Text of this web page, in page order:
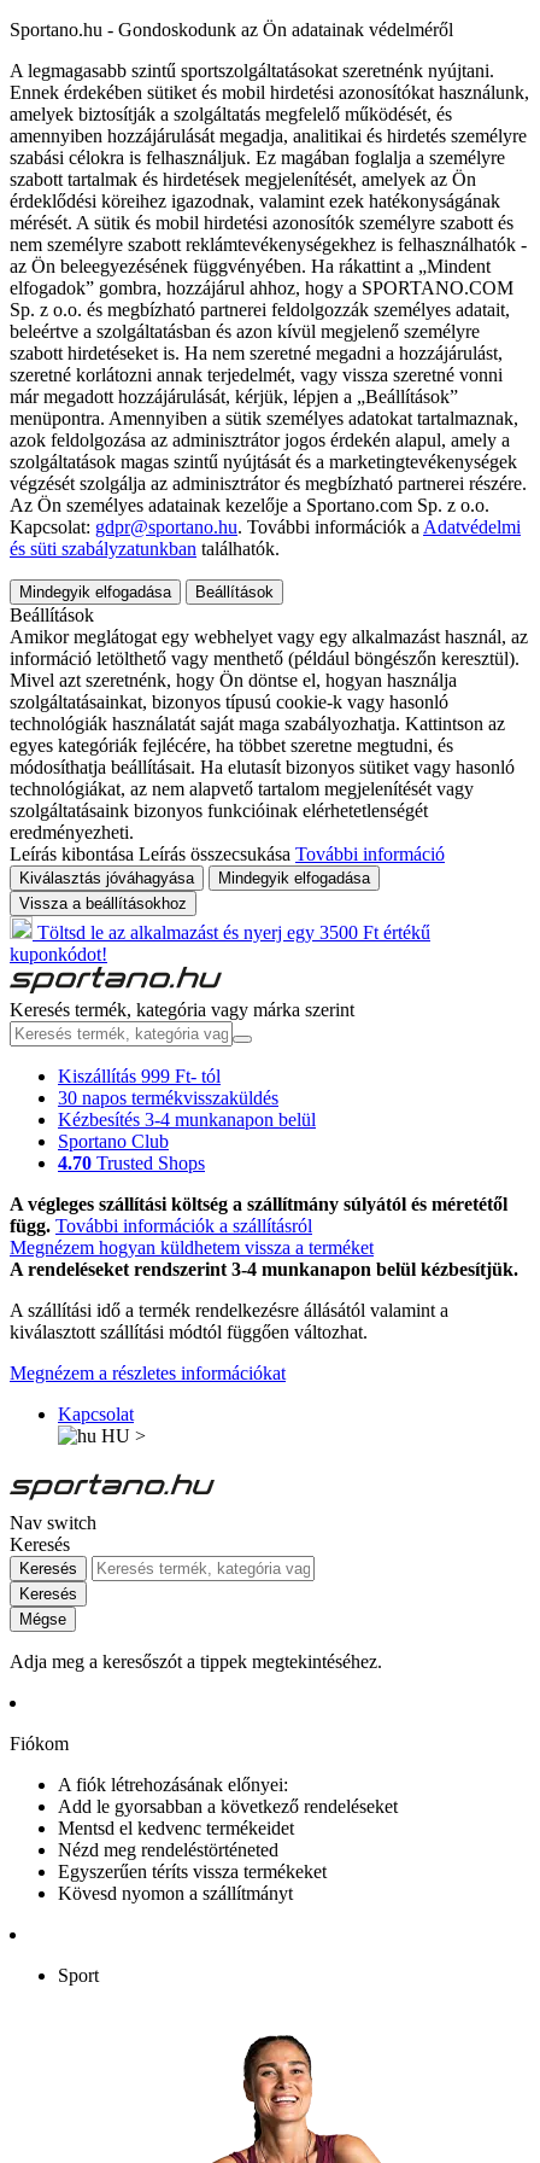
Sportano.hu - Gondoskodunk az Ön adatainak védelméről
A legmagasabb szintű sportszolgáltatásokat szeretnénk nyújtani.
Ennek érdekében sütiket és mobil hirdetési azonosítókat használunk,
amelyek biztosítják a szolgáltatás megfelelő működését, és
amennyiben hozzájárulását megadja, analitikai és hirdetés személyre
szabási célokra is felhasználjuk. Ez magában foglalja a személyre
szabott tartalmak és hirdetések megjelenítését, amelyek az Ön
érdeklődési köreihez igazodnak, valamint ezek hatékonyságának
mérését. A sütik és mobil hirdetési azonosítók személyre szabott és
nem személyre szabott reklámtevékenységekhez is felhasználhatók -
az Ön beleegyezésének függvényében. Ha rákattint a „Mindent
elfogadok” gombra, hozzájárul ahhoz, hogy a SPORTANO.COM
Sp. z o.o. és megbízható partnerei feldolgozzák személyes adatait,
beleértve a szolgáltatásban és azon kívül megjelenő személyre
szabott hirdetéseket is. Ha nem szeretné megadni a hozzájárulást,
szeretné korlátozni annak terjedelmét, vagy vissza szeretné vonni
már megadott hozzájárulását, kérjük, lépjen a „Beállítások”
menüpontra. Amennyiben a sütik személyes adatokat tartalmaznak,
azok feldolgozása az adminisztrátor jogos érdekén alapul, amely a
szolgáltatások magas szintű nyújtását és a marketingtevékenységek
végzését szolgálja az adminisztrátor és megbízható partnerei részére.
Az Ön személyes adatainak kezelője a Sportano.com Sp. z o.o.
Kapcsolat: gdpr@sportano.hu. További információk a Adatvédelmi
és süti szabályzatunkban találhatók.
Mindegyik elfogadása Beállítások
Beállítások
Amikor meglátogat egy webhelyet vagy egy alkalmazást használ, az
információ letölthető vagy menthető (például böngészőn keresztül).
Mivel azt szeretnénk, hogy Ön döntse el, hogyan használja
szolgáltatásainkat, bizonyos típusú cookie-k vagy hasonló
technológiák használatát saját maga szabályozhatja. Kattintson az
egyes kategóriák fejlécére, ha többet szeretne megtudni, és
módosíthatja beállításait. Ha elutasít bizonyos sütiket vagy hasonló
technológiákat, az nem alapvető tartalom megjelenítését vagy
szolgáltatásaink bizonyos funkcióinak elérhetetlenségét
eredményezheti.
Leírás kibontása Leírás összecsukása További információ
Kiválasztás jóváhagyása
Mindegyik elfogadása
Vissza a beállításokhoz
Töltsd le az alkalmazást és nyerj egy 3500 Ft értékű
kuponkódot!
Keresés termék, kategória vagy márka szerint
Kiszállítás 999 Ft- tól
30 napos termékvisszaküldés
Kézbesítés 3-4 munkanapon belül
Sportano Club
4.70 Trusted Shops
A végleges szállítási költség a szállítmány súlyától és méretétől
függ. További információk a szállításról
Megnézem hogyan küldhetem vissza a terméket
A rendeléseket rendszerint 3-4 munkanapon belül kézbesítjük.
A szállítási idő a termék rendelkezésre állásától valamint a
kiválasztott szállítási módtól függően változhat.
Megnézem a részletes információkat
Kapcsolat
HU >
Nav switch
Keresés
Keresés
Keresés
Mégse
Adja meg a keresőszót a tippek megtekintéséhez.
Fiókom
A fiók létrehozásának előnyei:
Add le gyorsabban a következő rendeléseket
Mentsd el kedvenc termékeidet
Nézd meg rendeléstörténeted
Egyszerűen téríts vissza termékeket
Kövesd nyomon a szállítmányt
Sport